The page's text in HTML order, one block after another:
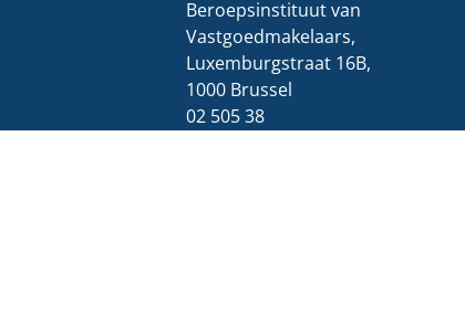
Beroepsinstituut van
Vastgoedmakelaars,
Luxemburgstraat 16B,
1000 Brussel
02 505 38